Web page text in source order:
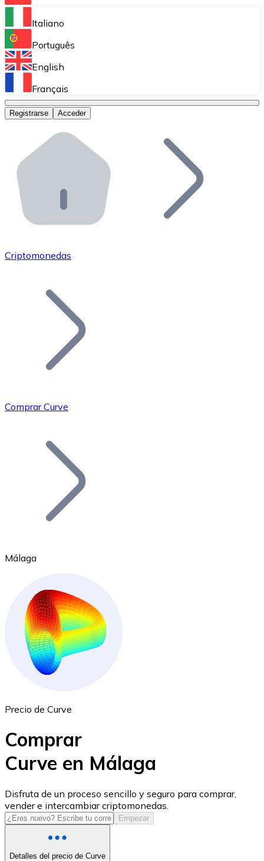
Bitnovo Ramp
Integra nuestra solución en tu plataforma.
Bitnovo Giftcards
Bitnovo OTC
Bitnovo ATM
Integra un ATM Bitnovo en tu negocio y permite que
Bitnovo API
Integra nuestra API en tu ecosistema.
Únete a nuestra red de distribuidores.
Añade tu proyecto a nuestro ecosistema.
Bitcoin
Ethereum
ETH
USD Coin
USDC
Italiano
Português
English
Français
Registrarse Acceder
Criptomonedas
Comprar Curve
Málaga
Precio de Curve
Comprar
Curve en Málaga
Disfruta de un proceso sencillo y seguro para comprar,
vender e intercambiar criptomonedas.
Empezar
Detalles del precio de Curve